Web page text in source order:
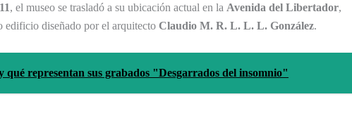
, el museo se trasladó a su ubicación actual en la Avenida del Libertador,
edificio diseñado por el arquitecto Claudio M. R. L. L. L. González.
qué representan sus grabados "Desgarrados del insomnio"